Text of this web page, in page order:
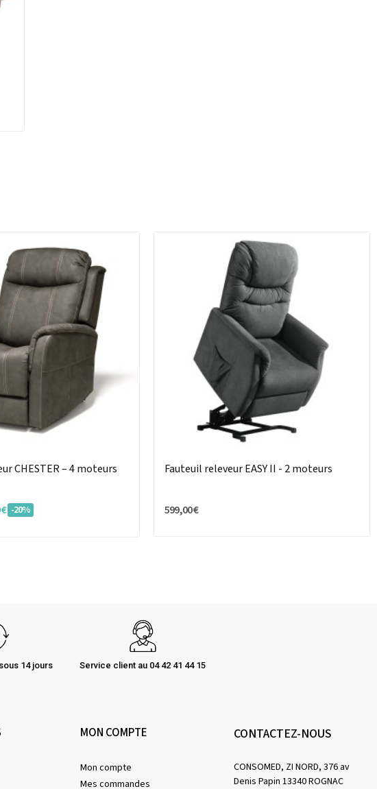
CHESTER – 4 moteurs
-20%
Fauteuil releveur EASY II - 2 moteurs
599,00 €
14 jours Service client au 04 42 41 44 15
MON COMPTE
Mon compte
Mes commandes
CONTACTEZ-NOUS
CONSOMED, ZI NORD, 376 av
Denis Papin 13340 ROGNAC